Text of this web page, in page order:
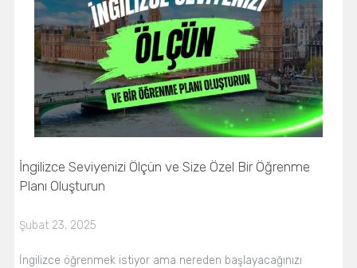
İngilizce Seviyenizi Ölçün ve Size Özel Bir Öğrenme
Planı Oluşturun
Şubat 23, 2025
İngilizce öğrenmek istiyor ama nereden başlayacağınızı